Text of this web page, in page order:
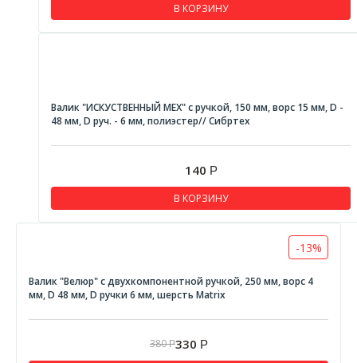
В КОРЗИНУ
Валик "ИСКУСТВЕННЫЙ МЕХ" с ручкой, 150 мм, ворс 15 мм, D -
48 мм, D руч. - 6 мм, полиэстер// Сибртех
140 Р
В КОРЗИНУ
-13%
Валик "Велюр" с двухкомпонентной ручкой, 250 мм, ворс 4
мм, D 48 мм, D ручки 6 мм, шерсть Matrix
380Р330 Р